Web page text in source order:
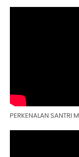
PERKENALAN SANTRI